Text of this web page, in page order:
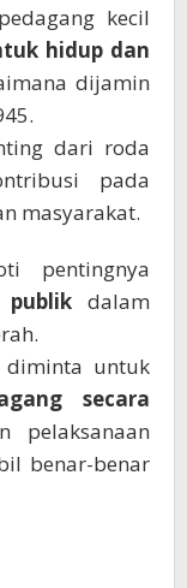
kecil
hidup dan
dijamin
dari roda
pada
masyarakat.
pentingnya
dalam
diminta untuk
secara
pelaksanaan
benar-benar